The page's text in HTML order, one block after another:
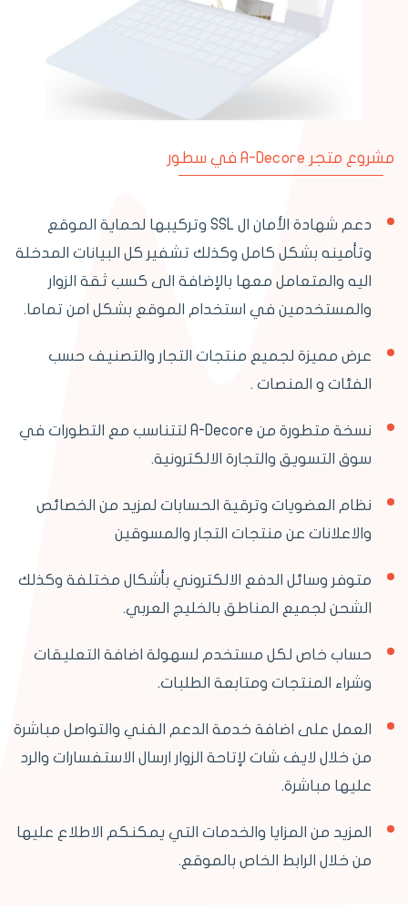
مشروع متجر A-Decore في سطور
دعم شهادة الأمان ال SSL وتركيبها لحماية الموقع
وتأمينه بشكل كامل وكذلك تشفير كل البيانات المدخلة
اليه والمتعامل معها بالإضافة الى كسب ثقة الزوار
والمستخدمين في استخدام الموقع بشكل امن تماما.
عرض مميزة لجميع منتجات التجار والتصنيف حسب
الفئات و المنصات .
نسخة متطورة من A-Decore لتتناسب مع التطورات في
سوق التسويق والتجارة الالكترونية.
نظام العضويات وترقية الحسابات لمزيد من الخصائص
والاعلانات عن منتجات التجار والمسوقين
متوفر وسائل الدفع الالكتروني بأشكال مختلفة وكذلك
الشحن لجميع المناطق بالخليج العربي.
حساب خاص لكل مستخدم لسهولة اضافة التعليقات
وشراء المنتجات ومتابعة الطلبات.
العمل على اضافة خدمة الدعم الفني والتواصل مباشرة
من خلال لايف شات لإتاحة الزوار ارسال الاستفسارات والرد
عليها مباشرة.
المزيد من المزايا والخدمات التي يمكنكم الاطلاع عليها
من خلال الرابط الخاص بالموقع.